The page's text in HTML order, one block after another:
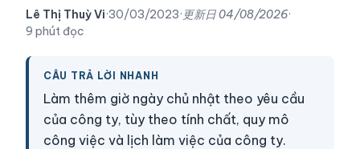
Lê Thị Thuỳ Vi·30/03/2023· 更新日04/08/2026·
9 phút đọc
CÂU TRẢ LỜI NHANH
Làm thêm giờ ngày chủ nhật theo yêu cầu
của công ty, tùy theo tính chất, quy mô
công việc và lịch làm việc của công ty.